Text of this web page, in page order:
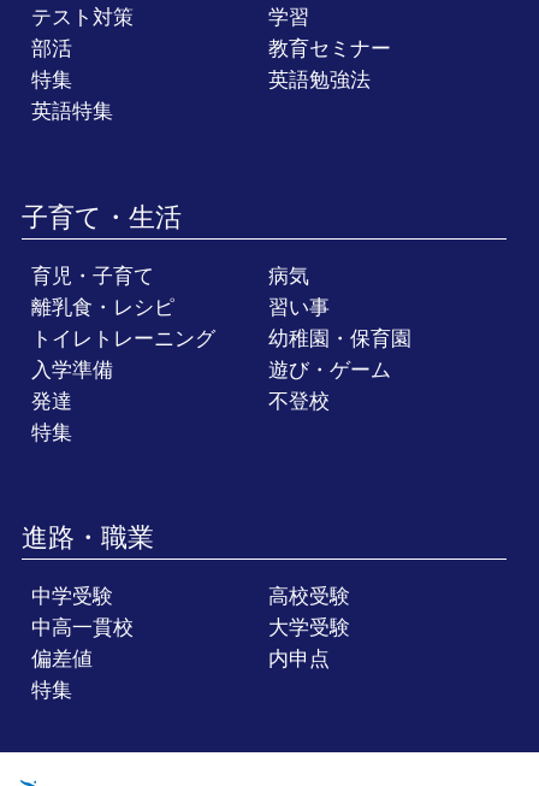
テスト対策
学習
部活
教育セミナー
特集
英語勉強法
英語特集
子育て・生活
育児・子育て
病気
離乳食・レシピ
習い事
トイレトレーニング
幼稚園・保育園
入学準備
遊び・ゲーム
発達
不登校
特集
進路・職業
中学受験
高校受験
中高一貫校
大学受験
偏差値
内申点
特集